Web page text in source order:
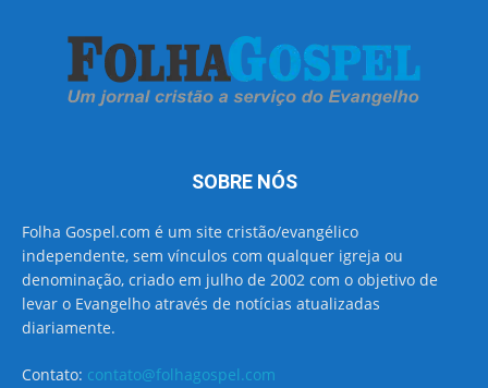
SOBRE NÓS
Folha Gospel.com é um site cristão/evangélico
independente, sem vínculos com qualquer igreja ou
denominação, criado em julho de 2002 com o objetivo de
levar o Evangelho através de notícias atualizadas
diariamente.
Contato: contato@folhagospel.com